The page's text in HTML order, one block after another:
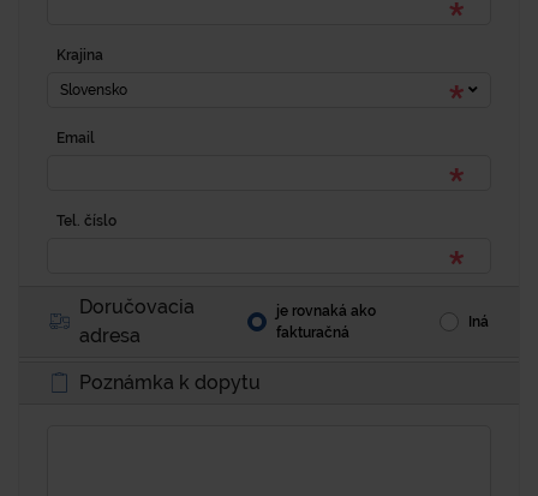
Krajina
Slovensko
Email
Tel. číslo
Doručovacia
adresa
je rovnaká ako
fakturačná
Iná
Poznámka k dopytu